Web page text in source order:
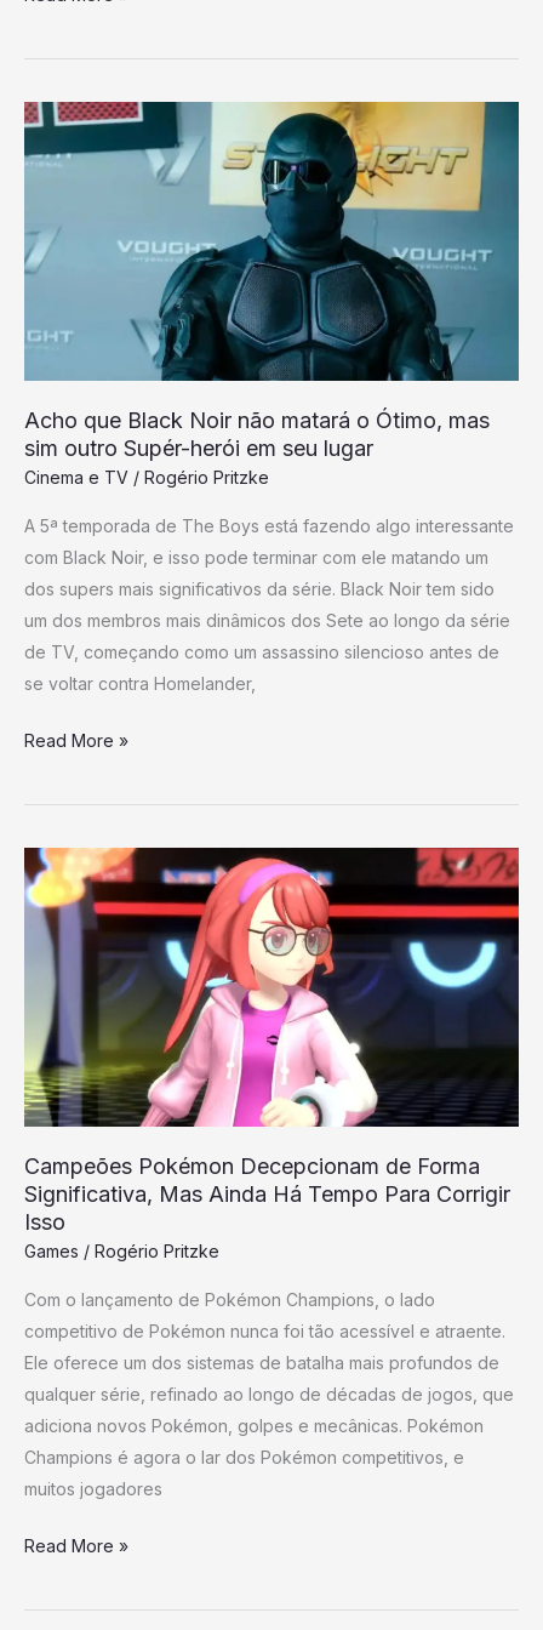
Acho que Black Noir não matará o Ótimo, mas
sim outro Supér-herói em seu lugar
Cinema e TV / Rogério Pritzke
A 5ª temporada de The Boys está fazendo algo interessante
com Black Noir, e isso pode terminar com ele matando um
dos supers mais significativos da série. Black Noir tem sido
um dos membros mais dinâmicos dos Sete ao longo da série
de TV, começando como um assassino silencioso antes de
se voltar contra Homelander,
Acho
não
matará
Ótimo,
outro
Supér-
em
seu
lugar
Read More »
Campeões Pokémon Decepcionam de Forma
Significativa, Mas Ainda Há Tempo Para Corrigir
Isso
Games / Rogério Pritzke
Com o lançamento de Pokémon Champions, o lado
competitivo de Pokémon nunca foi tão acessível e atraente.
Ele oferece um dos sistemas de batalha mais profundos de
qualquer série, refinado ao longo de décadas de jogos, que
adiciona novos Pokémon, golpes e mecânicas. Pokémon
Champions é agora o lar dos Pokémon competitivos, e
muitos jogadores
Campeões
Pokémon
Decepcionam
Forma
Significativa,
Mas
Ainda
Há
Para
Corrigir
Isso
Read More »